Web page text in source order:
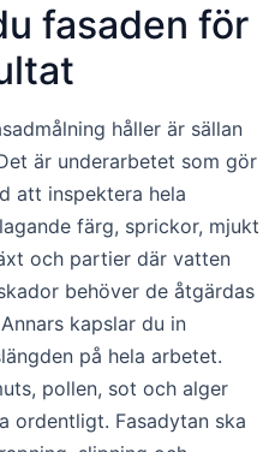
fasaden för
håller är sällan
är underarbetet som gör
att inspektera hela
färg, sprickor, mjukt
och partier där vatten
behöver de åtgärdas
kapslar du in
på hela arbetet.
pollen, sot och alger
ordentligt. Fasadytan ska